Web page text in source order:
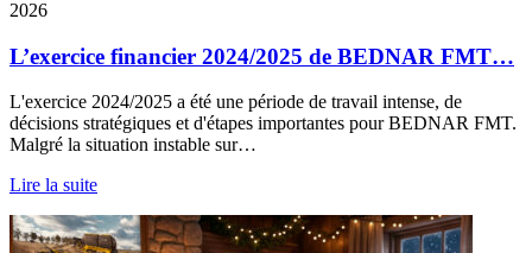
2026
L’exercice financier 2024/2025 de BEDNAR FMT…
L'exercice 2024/2025 a été une période de travail intense, de
décisions stratégiques et d'étapes importantes pour BEDNAR FMT.
Malgré la situation instable sur…
Lire la suite